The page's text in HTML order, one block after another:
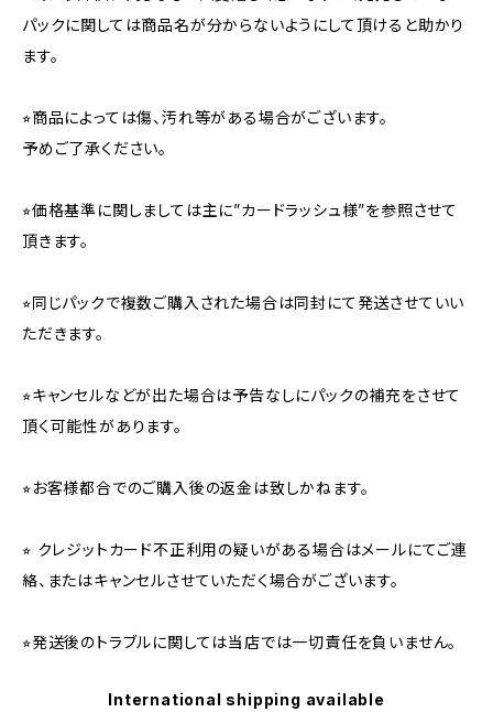
パックに関しては商品名が分からないようにして頂けると助かり
ます。
⭐︎商品によっては傷、汚れ等がある場合がございます。
予めご了承ください。
⭐︎価格基準に関しましては主に”カードラッシュ様”を参照させて
頂きます。
⭐︎同じパックで複数ご購入された場合は同封にて発送させていい
ただきます。
⭐︎キャンセルなどが出た場合は予告なしにパックの補充をさせて
頂く可能性があります。
⭐︎お客様都合でのご購入後の返金は致しかねます。
⭐︎ クレジットカード不正利用の疑いがある場合はメールにてご連
絡、またはキャンセルさせていただく場合がございます。
⭐︎発送後のトラブルに関しては当店では一切責任を負いません。
International shipping available